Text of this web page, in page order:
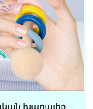
խաղալիք